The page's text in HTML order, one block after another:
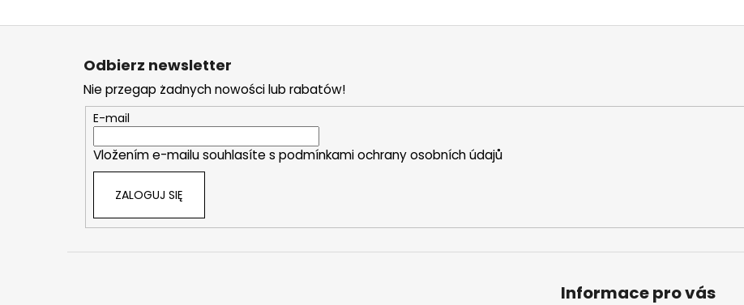
Odbierz newsletter
Nie przegap żadnych nowości lub rabatów!
E-mail
Vložením e-mailu souhlasíte s podmínkami ochrany osobních údajů
ZALOGUJ SIĘ
Informace pro vás